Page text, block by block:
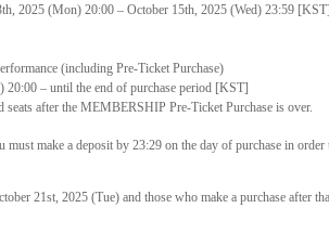
2025 (Mon) 20:00 – October 15th, 2025 (Wed) 23:59 [KST]
(including Pre-Ticket Purchase)
20:00 – until the end of purchase period [KST]
seats after the MEMBERSHIP Pre-Ticket Purchase is over.
must make a deposit by 23:29 on the day of purchase in
21st, 2025 (Tue) and those who make a purchase after